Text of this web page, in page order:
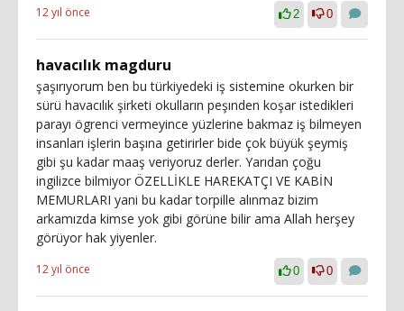
12 yıl önce 2 0
havacılık magduru
şaşırıyorum ben bu türkiyedeki iş sistemine okurken bir
sürü havacılık şirketi okulların peşınden koşar istedikleri
parayı ögrenci vermeyince yüzlerine bakmaz iş bilmeyen
insanları işlerin başına getirirler bide çok büyük şeymiş
gibi şu kadar maaş veriyoruz derler. Yarıdan çoğu
ingilizce bilmiyor ÖZELLİKLE HAREKATÇI VE KABİN
MEMURLARI yani bu kadar torpille alınmaz bizim
arkamızda kimse yok gibi görüne bilir ama Allah herşey
görüyor hak yiyenler.
12 yıl önce 0 0